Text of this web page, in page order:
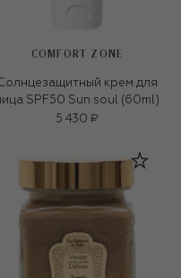
COMFORT ZONE
крем для
SPF50 Sun soul (60ml)
5 430 ₽